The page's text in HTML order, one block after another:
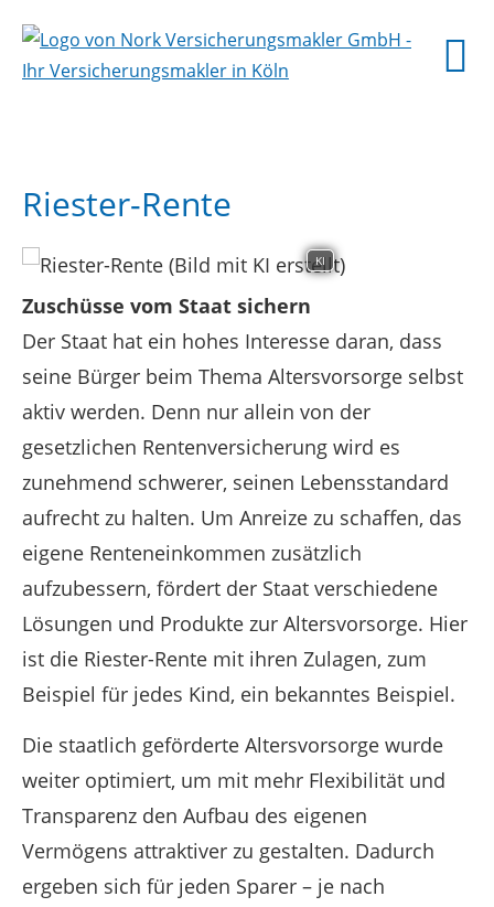
Riester-Rente
KI
Zuschüsse vom Staat sichern
Der Staat hat ein hohes Interesse daran, dass
seine Bürger beim Thema Altersvorsorge selbst
aktiv werden. Denn nur allein von der
gesetzlichen Rentenversicherung wird es
zunehmend schwerer, seinen Lebensstandard
aufrecht zu halten. Um Anreize zu schaffen, das
eigene Renteneinkommen zusätzlich
aufzubessern, fördert der Staat verschiedene
Lösungen und Produkte zur Altersvorsorge. Hier
ist die Riester-Rente mit ihren Zulagen, zum
Beispiel für jedes Kind, ein bekanntes Beispiel.
Die staatlich geförderte Altersvorsorge wurde
weiter optimiert, um mit mehr Flexibilität und
Transparenz den Aufbau des eigenen
Vermögens attraktiver zu gestalten. Dadurch
ergeben sich für jeden Sparer – je nach